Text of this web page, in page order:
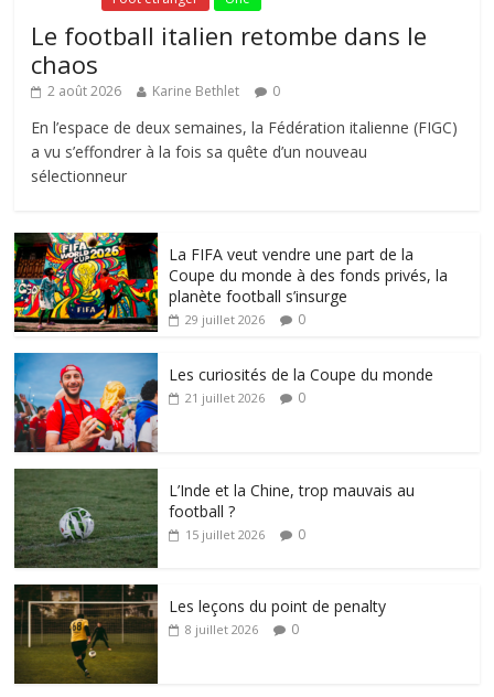
Le football italien retombe dans le
chaos
2 août 2026 Karine Bethlet 0
En l’espace de deux semaines, la Fédération italienne (FIGC)
a vu s’effondrer à la fois sa quête d’un nouveau
sélectionneur
La FIFA veut vendre une part de la
Coupe du monde à des fonds privés, la
planète football s’insurge
29 juillet 2026 0
Les curiosités de la Coupe du monde
21 juillet 2026 0
L’Inde et la Chine, trop mauvais au
football ?
15 juillet 2026 0
Les leçons du point de penalty
8 juillet 2026 0